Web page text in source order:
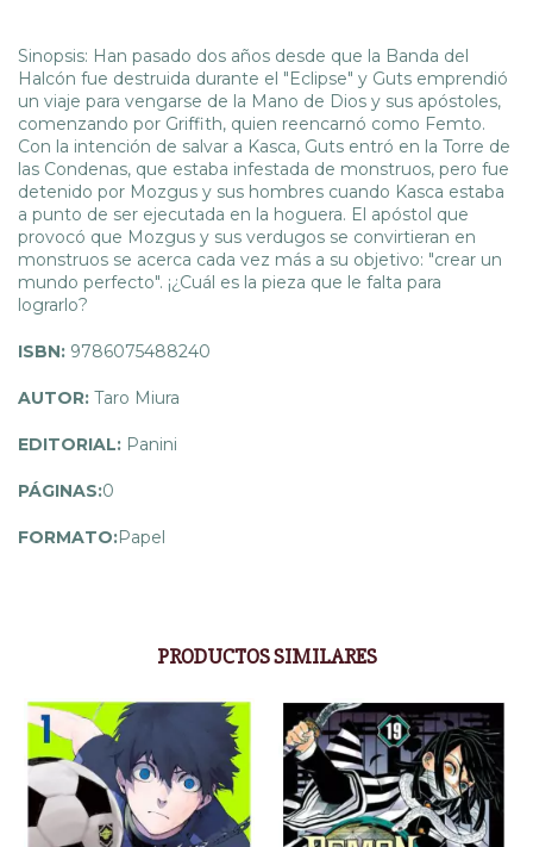
Sinopsis: Han pasado dos años desde que la Banda del
Halcón fue destruida durante el "Eclipse" y Guts emprendió
un viaje para vengarse de la Mano de Dios y sus apóstoles,
comenzando por Griffith, quien reencarnó como Femto.
Con la intención de salvar a Kasca, Guts entró en la Torre de
las Condenas, que estaba infestada de monstruos, pero fue
detenido por Mozgus y sus hombres cuando Kasca estaba
a punto de ser ejecutada en la hoguera. El apóstol que
provocó que Mozgus y sus verdugos se convirtieran en
monstruos se acerca cada vez más a su objetivo: "crear un
mundo perfecto". ¡¿Cuál es la pieza que le falta para
lograrlo?
ISBN: 9786075488240
AUTOR: Taro Miura
EDITORIAL: Panini
PÁGINAS:0
FORMATO:Papel
PRODUCTOS SIMILARES